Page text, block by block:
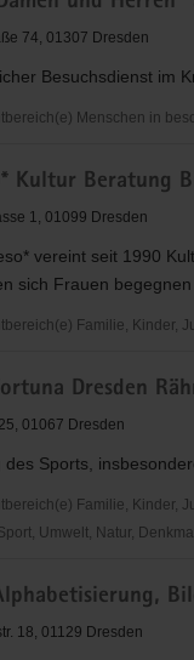
74, 01307 Dresden
Besuchsdienst im
Menschen in
Kultur Beratung
1, 01099 Dresden
vereint seit 1990
sich Frauen begegnen
Familie, Kinder,
Dresden
01067 Dresden
des Sports,
Familie, Kinder,
Umwelt, Natur,
18, 01129 Dresden